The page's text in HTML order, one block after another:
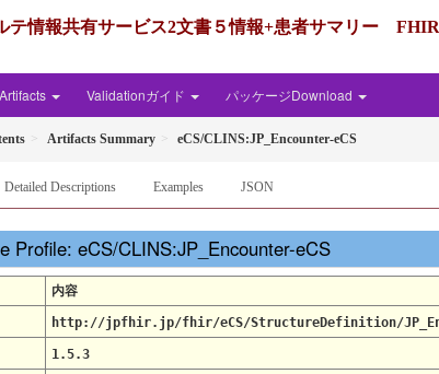
テ情報共有サービス2文書５情報+患者サマリー
Artifacts Validationガイド パッケージDownload
Artifacts Summary eCS/CLINS:JP_Encounter-eCS
Detailed Descriptions Examples JSON
Profile: eCS/CLINS:JP_Encounter-eCS
内容
http://jpfhir.jp/fhir/eCS/StructureDefinition/
1.5.3